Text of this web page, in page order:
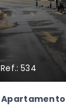
Ref.: 534
Apartamento